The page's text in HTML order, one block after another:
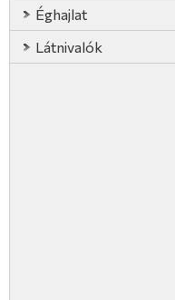
Éghajlat
Látnivalók